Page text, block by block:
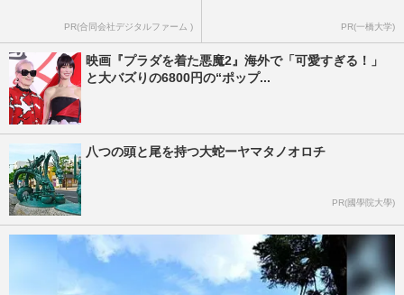
PR(合同会社デジタルファーム ) PR(一橋大学)
映画『プラダを着た悪魔2』海外で「可愛すぎる！」
と大バズりの6800円の“ポップ...
八つの頭と尾を持つ大蛇ーヤマタノオロチ
PR(國學院大學)